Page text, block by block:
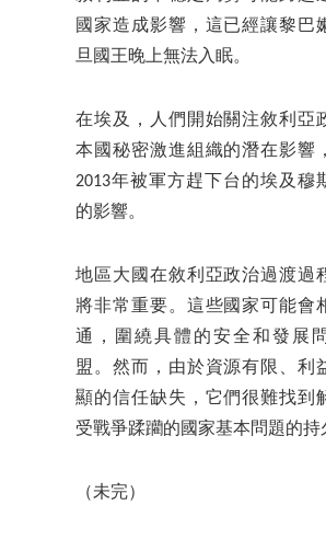
國家造成影響，這已經讓黎巴
旦國王晚上無法入眠。
在埃及，人們開始關注敘利亞
本國秘密激進組織的潛在影響
2013年被軍方趕下台的埃及穆
的影響。
地區大國在敘利亞政治過渡過
將非常重要。這些國家可能會
通，圍繞具體的安全和發展
盟。然而，由於資源有限、利
顯的信任缺失，它們很難找到
受戰爭蹂躪的國家基本問題的持
（未完）